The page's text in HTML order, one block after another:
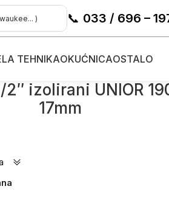
📞 033 / 696 –
TEHNIKAOKUĆNICAOSTALO
izolirani UNIOR
17mm